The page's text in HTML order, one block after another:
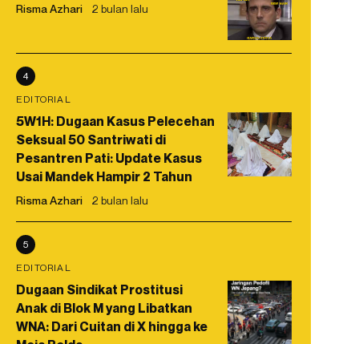
Risma Azhari 2 bulan lalu
4
EDITORIAL
5W1H: Dugaan Kasus Pelecehan
Seksual 50 Santriwati di
Pesantren Pati: Update Kasus
Usai Mandek Hampir 2 Tahun
Risma Azhari 2 bulan lalu
5
EDITORIAL
Dugaan Sindikat Prostitusi
Anak di Blok M yang Libatkan
WNA: Dari Cuitan di X hingga ke